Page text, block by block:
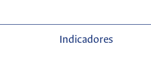
Indicadores